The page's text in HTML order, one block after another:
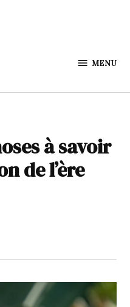
MENU
à savoir
de l’ère